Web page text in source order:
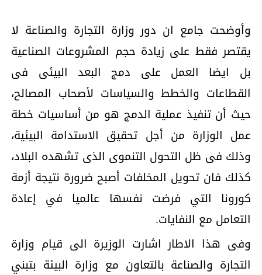
وأوضحت جامع ان دور وزارة التجارة والصناعة لا
يقتصر فقط على زيادة حجم المشروعات الصناعية
بل ايضا العمل على دمج البعد البيئى فى
القطاعات والخطط والسياسات لأصحاب المصالح،
حيث أن تنفيذ عملية الدمج هو من أساسيات خطة
عمل الوزارة من أجل تحقيق الاستدامة البيئية،
وذلك فى ظل التحول التنموى الذى تشهده البلاد،
كذلك فان تحويل المخلفات أصبح ضرورة نتيجة أزمة
كورونا التي فرضت نفسها عالميا في إعادة
التعامل مع النفايات.
وفى هذا الاطار اشارت الوزيرة الى قيام وزارة
التجارة والصناعة بالتعاون مع وزارة البيئة بتبني